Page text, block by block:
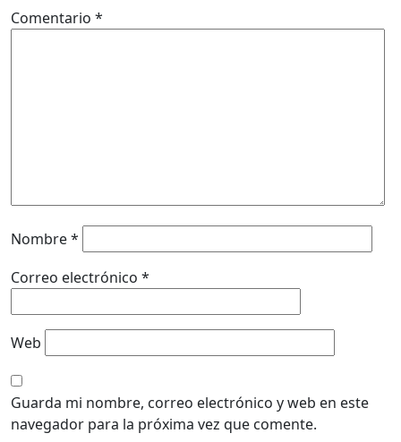
Comentario *
Nombre*
Correo electrónico *
Web
Guarda mi nombre, correo electrónico y web en este
navegador para la próxima vez que comente.